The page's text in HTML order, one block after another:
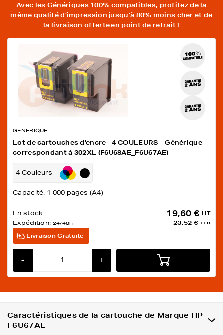
Avec les Génériques 100% compatibles, profitez de la
même qualité d'impression jusqu'à 80% moins cher et de
la livraison offerte en point de retrait !
GENERIQUE
Lot de cartouches d'encre - 4 COULEURS - Générique
correspondant à 302XL (F6U68AE_F6U67AE)
4 Couleurs
Capacité: 1 000 pages (A4)
En stock
Expédition: 24/48h
19,60 € HT
23,52 € TTC
Livraison Gratuite
- +
Caractéristiques de la cartouche de Marque HP
F6U67AE